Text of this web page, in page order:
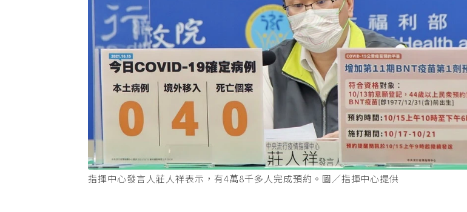
指揮中心發言人莊人祥表示，有4萬8千多人完成預約。圖／指揮中心提供